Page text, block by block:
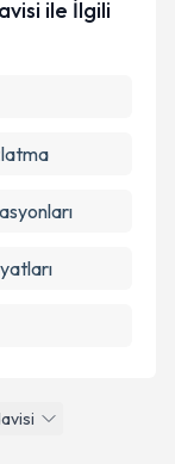
ile İlgili